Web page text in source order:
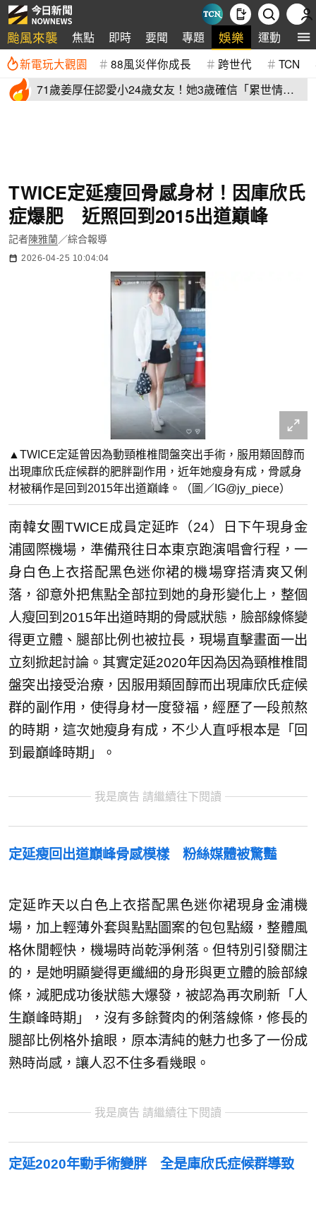
颱風來襲 焦點 即時 要聞 專題 娛樂 運動 全
新電玩大觀園 88風災伴你成長 跨世代 TCN
71歲姜厚任認愛小24歲女友！她3歲確信「累世情
TWICE定延瘦回骨感身材！因庫欣氏
症爆肥 近照回到2015出道巔峰
記者陳雅蘭／綜合報導
2026-04-25 10:04:04
▲TWICE定延曾因為動頸椎椎間盤突出手術，服用類固醇而
出現庫欣氏症候群的肥胖副作用，近年她瘦身有成，骨感身
材被稱作是回到2015年出道巔峰。（圖／IG@jy_piece）
南韓女團TWICE成員定延昨（24）日下午現身金
浦國際機場，準備飛往日本東京跑演唱會行程，一
身白色上衣搭配黑色迷你裙的機場穿搭清爽又俐
落，卻意外把焦點全部拉到她的身形變化上，整個
人瘦回到2015年出道時期的骨感狀態，臉部線條變
得更立體、腿部比例也被拉長，現場直擊畫面一出
立刻掀起討論。其實定延2020年因為因為頸椎椎間
盤突出接受治療，因服用類固醇而出現庫欣氏症候
群的副作用，使得身材一度發福，經歷了一段煎熬
的時期，這次她瘦身有成，不少人直呼根本是「回
到最巔峰時期」。
我是廣告 請繼續往下閱讀
定延瘦回出道巔峰骨感模樣 粉絲媒體被驚豔
定延昨天以白色上衣搭配黑色迷你裙現身金浦機
場，加上輕薄外套與點點圖案的包包點綴，整體風
格休閒輕快，機場時尚乾淨俐落。但特別引發關注
的，是她明顯變得更纖細的身形與更立體的臉部線
條，減肥成功後狀態大爆發，被認為再次刷新「人
生巔峰時期」，沒有多餘贅肉的俐落線條，修長的
腿部比例格外搶眼，原本清純的魅力也多了一份成
熟時尚感，讓人忍不住多看幾眼。
我是廣告 請繼續往下閱讀
定延2020年動手術變胖 全是庫欣氏症候群導致